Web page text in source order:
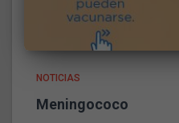
NOTICIAS
Meningococo